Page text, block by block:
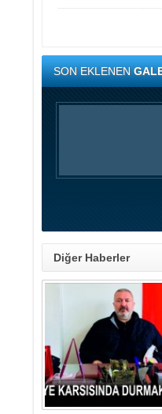
SON EKLENEN
Diğer Haberler